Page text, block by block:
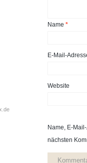
Name *
E-Mail-
Website
Name, E-
nächsten